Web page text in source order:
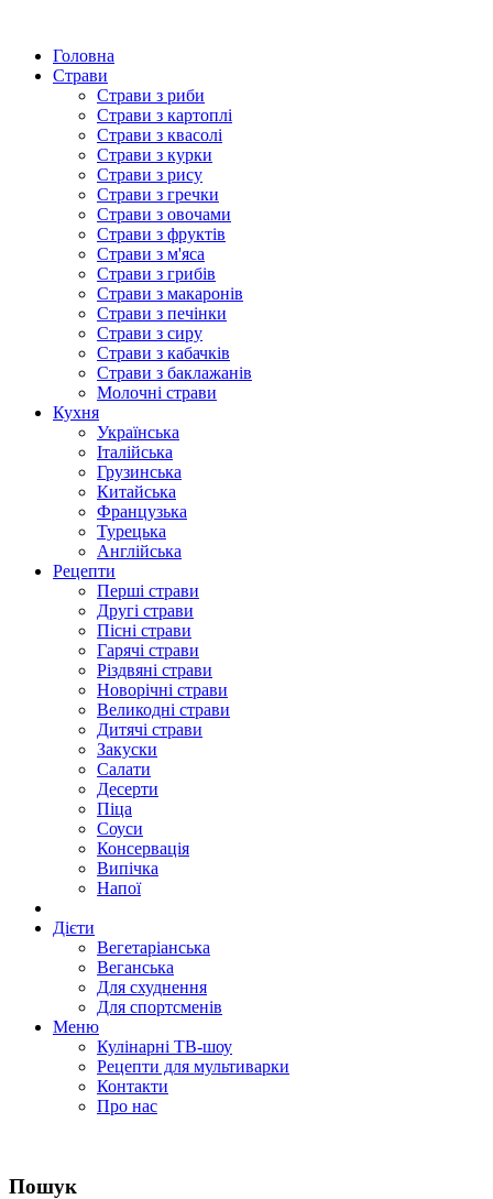
Головна
Страви
Страви з риби
Страви з картоплі
Страви з квасолі
Страви з курки
Страви з рису
Страви з гречки
Страви з овочами
Страви з фруктів
Страви з м'яса
Страви з грибів
Страви з макаронів
Страви з печінки
Страви з сиру
Страви з кабачків
Страви з баклажанів
Молочні страви
Кухня
Українська
Італійська
Грузинська
Китайська
Французька
Турецька
Англійська
Рецепти
Перші страви
Другі страви
Пісні страви
Гарячі страви
Різдвяні страви
Новорічні страви
Великодні страви
Дитячі страви
Закуски
Салати
Десерти
Піца
Соуси
Консервація
Випічка
Напої
Дієти
Вегетаріанська
Веганська
Для схуднення
Для спортсменів
Меню
Кулінарні ТВ-шоу
Рецепти для мультиварки
Контакти
Про нас
Пошук